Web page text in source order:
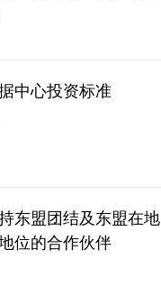
中心投资标准
东盟团结及东盟在地
位的合作伙伴